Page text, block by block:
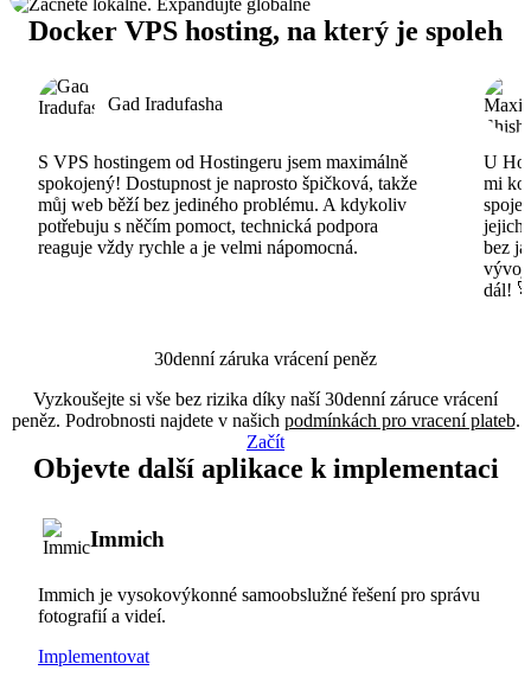
Docker VPS hosting, na který je spoleh
Gad Iradufasha
S VPS hostingem od Hostingeru jsem maximálně
spokojený! Dostupnost je naprosto špičková, takže
můj web běží bez jediného problému. A kdykoliv
potřebuju s něčím pomoct, technická podpora
reaguje vždy rychle a je velmi nápomocná.
U
mi
jejich
bez
dál!
30denní záruka vrácení peněz
Vyzkoušejte si vše bez rizika díky naší 30denní záruce vrácení
peněz. Podrobnosti najdete v našich podmínkách pro vracení plateb.
Začít
Objevte další aplikace k implementaci
Immich
Immich je vysokovýkonné samoobslužné řešení pro správu
fotografií a videí.
Implementovat